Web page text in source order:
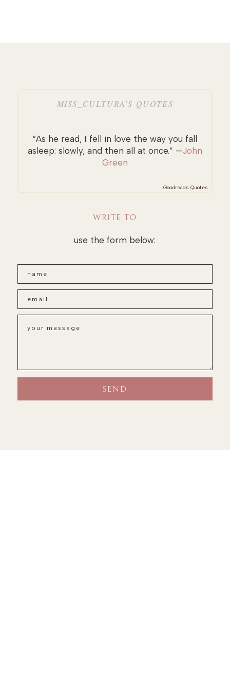
MISS_CULTURA’S QUOTES
“As he read, I fell in love the way you fall
asleep: slowly, and then all at once.” —John
Green
Goodreads Quotes
WRITE TO
use the form below: